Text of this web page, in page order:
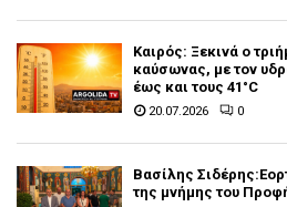
Καιρός: Ξεκινά ο
καύσωνας, με τον
έως και τους 41°C
20.07.2026 0
Βασίλης
της μνήμης του